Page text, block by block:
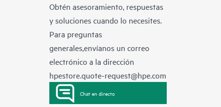
Obtén asesoramiento, respuestas
y soluciones cuando lo necesites.
Para preguntas
generales,envíanos un correo
electrónico a la dirección
hpestore.quote-request@hpe.com
Chat en directo